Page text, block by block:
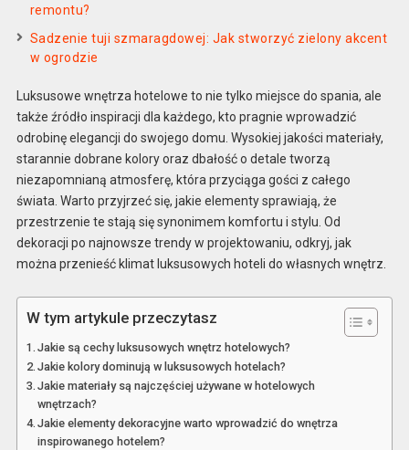
remontu?
Sadzenie tuji szmaragdowej: Jak stworzyć zielony akcent
w ogrodzie
Luksusowe wnętrza hotelowe to nie tylko miejsce do spania, ale
także źródło inspiracji dla każdego, kto pragnie wprowadzić
odrobinę elegancji do swojego domu. Wysokiej jakości materiały,
starannie dobrane kolory oraz dbałość o detale tworzą
niezapomnianą atmosferę, która przyciąga gości z całego
świata. Warto przyjrzeć się, jakie elementy sprawiają, że
przestrzenie te stają się synonimem komfortu i stylu. Od
dekoracji po najnowsze trendy w projektowaniu, odkryj, jak
można przenieść klimat luksusowych hoteli do własnych wnętrz.
W tym artykule przeczytasz
Jakie są cechy luksusowych wnętrz hotelowych?
Jakie kolory dominują w luksusowych hotelach?
Jakie materiały są najczęściej używane w hotelowych
wnętrzach?
Jakie elementy dekoracyjne warto wprowadzić do wnętrza
inspirowanego hotelem?